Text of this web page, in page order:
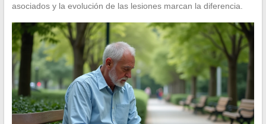
asociados y la evolución de las lesiones marcan la diferencia.